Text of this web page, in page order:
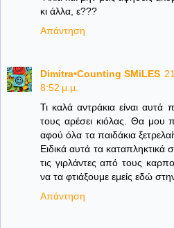
κι άλλα, ε???
Απάντηση
Dimitra•Counting SΜiLES
8:52 μ.μ.
Τι καλά αντράκια είναι
τους αρέσει κιόλας. Θα μου
αφού όλα τα παιδάκια
Ειδικά αυτά τα
τις γιρλάντες από τους
να τα φτιάξουμε εμείς εδώ
Απάντηση